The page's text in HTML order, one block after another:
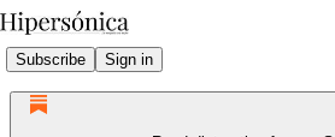
Subscribe Sign in